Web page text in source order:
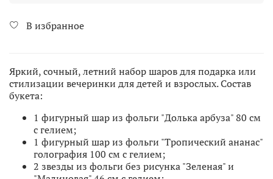
В избранное
Яркий, сочный, летний набор шаров для подарка или
стилизации вечеринки для детей и взрослых. Состав
букета:
1 фигурный шар из фольги "Долька арбуза" 80 см
с гелием;
1 фигурный шар из фольги "Тропический ананас"
голография 100 см с гелием;
2 звезды из фольги без рисунка "Зеленая" и